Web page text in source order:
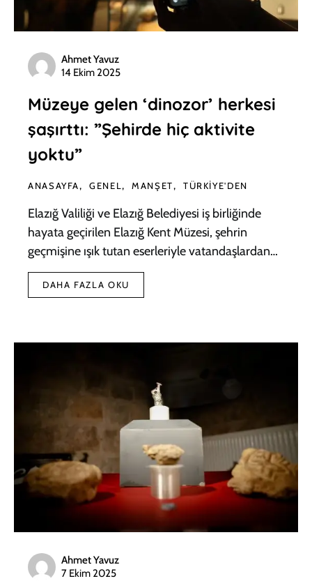
Ahmet Yavuz
14 Ekim 2025
Müzeye gelen ‘dinozor’ herkesi
şaşırttı: ”Şehirde hiç aktivite
yoktu”
ANASAYFA GENEL MANŞET TÜRKIYE'DEN
Elazığ Valiliği ve Elazığ Belediyesi iş birliğinde
hayata geçirilen Elazığ Kent Müzesi, şehrin
geçmişine ışık tutan eserleriyle vatandaşlardan…
DAHA FAZLA OKU
Ahmet Yavuz
7 Ekim 2025